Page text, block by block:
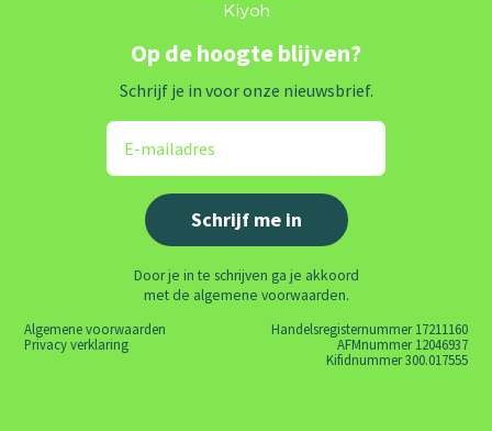
Op de hoogte blijven?
Schrijf je in voor onze nieuwsbrief.
Door je in te schrijven ga je akkoord
met de algemene voorwaarden.
Algemene voorwaarden
Privacy verklaring
Handelsregisternummer 17211160
AFMnummer 12046937
Kifidnummer 300.017555